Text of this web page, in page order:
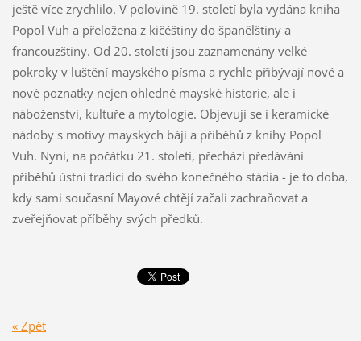
ještě více zrychlilo. V polovině 19. století byla vydána kniha
Popol Vuh a přeložena z kičéštiny do španělštiny a
francouzštiny. Od 20. století jsou zaznamenány velké
pokroky v luštění mayského písma a rychle přibývají nové a
nové poznatky nejen ohledně mayské historie, ale i
náboženství, kultuře a mytologie. Objevují se i keramické
nádoby s motivy mayských bájí a příběhů z knihy Popol
Vuh. Nyní, na počátku 21. století, přechází předávání
příběhů ústní tradicí do svého konečného stádia - je to doba,
kdy sami současní Mayové chtějí začali zachraňovat a
zveřejňovat příběhy svých předků.
« Zpět